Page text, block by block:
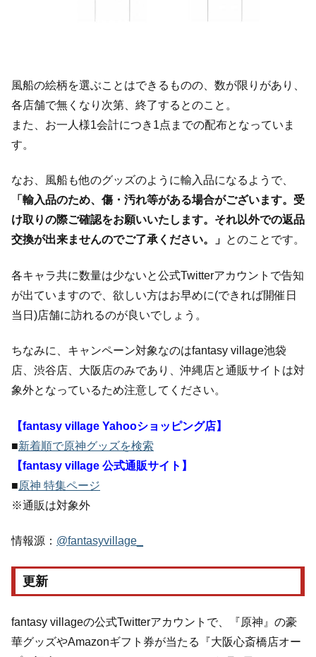
風船の絵柄を選ぶことはできるものの、数が限りがあり、
各店舗で無くなり次第、終了するとのこと。
また、お一人様1会計につき1点までの配布となっていま
す。
なお、風船も他のグッズのように輸入品になるようで、
「輸入品のため、傷・汚れ等がある場合がございます。受
け取りの際ご確認をお願いいたします。それ以外での返品
交換が出来ませんのでご了承ください。」 とのことです。
各キャラ共に数量は少ないと公式Twitterアカウントで告知
が出ていますので、欲しい方はお早めに(できれば開催日
当日)店舗に訪れるのが良いでしょう。
ちなみに、キャンペーン対象なのはfantasy village池袋
店、渋谷店、大阪店のみであり、沖縄店と通販サイトは対
象外となっているため注意してください。
【fantasy village Yahooショッピング店】
■新着順で原神グッズを検索
【fantasy village 公式通販サイト】
■原神 特集ページ
※通販は対象外
情報源： @fantasyvillage_
更新
fantasy villageの公式Twitterアカウントで、『原神』の豪
華グッズやAmazonギフト券が当たる『大阪心斎橋店オー